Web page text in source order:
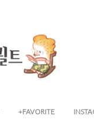
+FAVORITE